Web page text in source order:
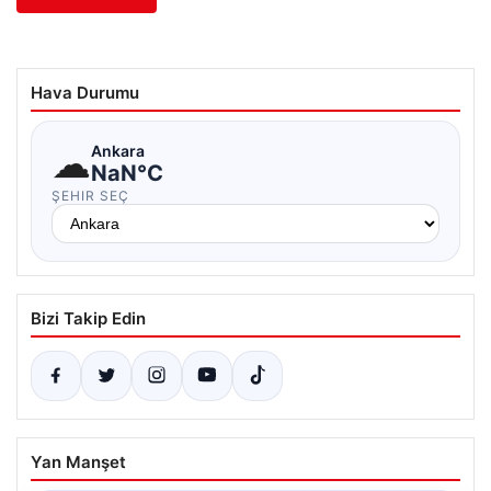
Hava Durumu
☁Ankara
NaN°C
ŞEHIR SEÇ
Bizi Takip Edin
Yan Manşet